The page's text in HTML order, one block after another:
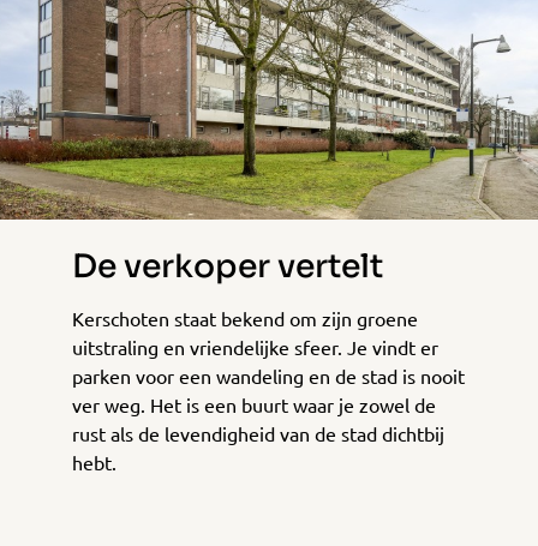
De verkoper vertelt
Kerschoten staat bekend om zijn groene
uitstraling en vriendelijke sfeer. Je vindt er
parken voor een wandeling en de stad is nooit
ver weg. Het is een buurt waar je zowel de
rust als de levendigheid van de stad dichtbij
hebt.